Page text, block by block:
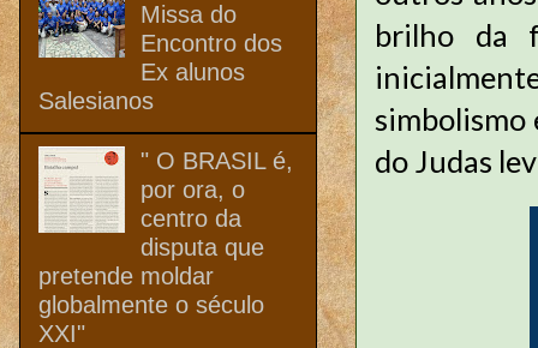
brilho da
simbolismo
do Judas
Missa do
Encontro dos
Ex alunos
Salesianos
" O BRASIL é,
por ora, o
centro da
disputa que
pretende moldar
globalmente o século
XXI"